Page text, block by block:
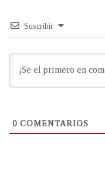
Suscribir
0 COMENTARIOS